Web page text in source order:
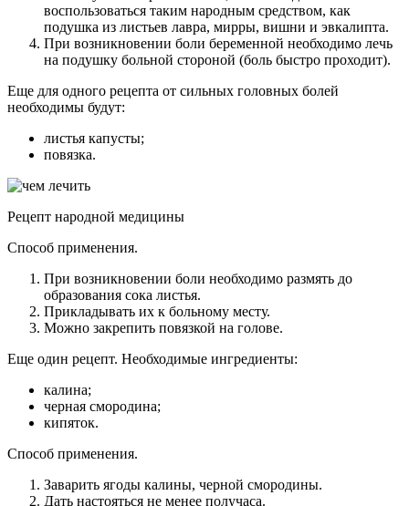
воспользоваться таким народным средством, как
подушка из листьев лавра, мирры, вишни и эвкалипта.
При возникновении боли беременной необходимо лечь
на подушку больной стороной (боль быстро проходит).
Еще для одного рецепта от сильных головных болей
необходимы будут:
листья капусты;
повязка.
Рецепт народной медицины
Способ применения.
При возникновении боли необходимо размять до
образования сока листья.
Прикладывать их к больному месту.
Можно закрепить повязкой на голове.
Еще один рецепт. Необходимые ингредиенты:
калина;
черная смородина;
кипяток.
Способ применения.
Заварить ягоды калины, черной смородины.
Дать настояться не менее получаса.